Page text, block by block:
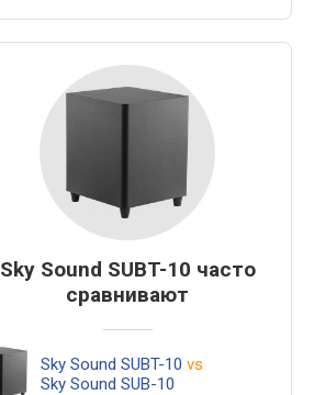
Sky Sound SUBT-10 часто
сравнивают
Sky Sound SUBT-10 vs
Sky Sound SUB-10